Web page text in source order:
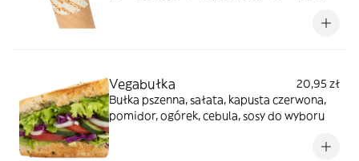
Vegabułka
20,95 zł
Bułka pszenna, sałata, kapusta czerwona,
pomidor, ogórek, cebula, sosy do wyboru